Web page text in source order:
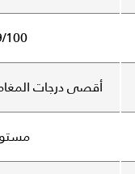
9.9/
أقصى درجات